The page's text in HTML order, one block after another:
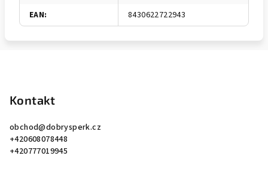
EAN: 8430622722943
Kontakt
obchod@dobrysperk.cz
+420608078448
+420777019945